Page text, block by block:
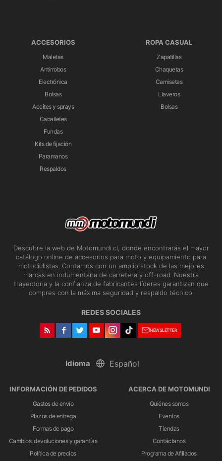
ACCESORIOS
Maletas
Antirrobos
Electrónica
Bolsas
Aceites y sprays
Caballetes
Fundas
Kits de fijación
Paramanos
Respaldos
ROPA CASUAL
Zapatillas
Chaquetas
Camisetas
Llaveros
Bolsas
Descubre la web de Motomundi.cl, donde encontrarás el mayor
catálogo online de accesorios para moto y equipamiento para
motociclistas. Contamos con un amplio stock de las mejores
marcas en indumentaria de carretera y off-road. Nuestra
trayectoria y la confianza de fabricantes líderes garantizan que
compres con la máxima seguridad y respaldo técnico.
REDES SOCIALES
NEWSLETTER
Idioma
INFORMACIÓN DE PEDIDOS
Gastos de envío
Plazos de entrega
Formas de pago
Cambios, devoluciones y garantías
Política de precios
ACERCA DE MOTOMUNDI
Quiénes somos
Eventos
Tiendas
Contáctanos
Programa de Afiliados